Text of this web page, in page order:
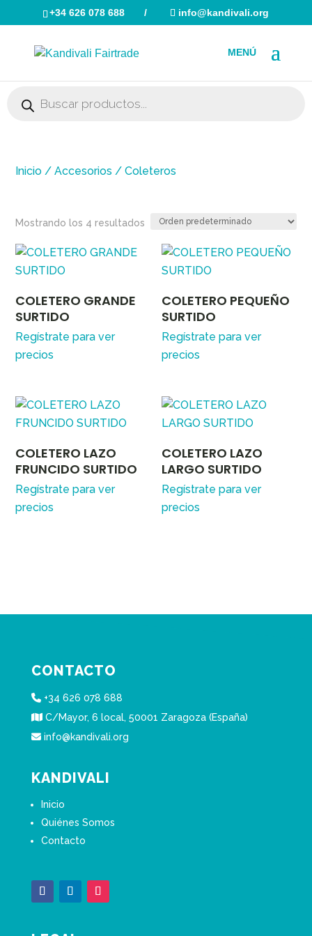
+34 626 078 688 / info@kandivali.org
productos
productos
Inicio /Accesorios / Coleteros
Mostrando los 4 resultados
COLETERO GRANDE
SURTIDO
Regístrate para ver
precios
COLETERO PEQUEÑO
SURTIDO
Regístrate para ver
precios
COLETERO LAZO
FRUNCIDO SURTIDO
Regístrate para ver
precios
COLETERO LAZO
LARGO SURTIDO
Regístrate para ver
precios
CONTACTO
+34 626 078 688
C/Mayor, 6 local, 50001 Zaragoza (España)
info@kandivali.org
KANDIVALI
Inicio
Quiénes Somos
Contacto